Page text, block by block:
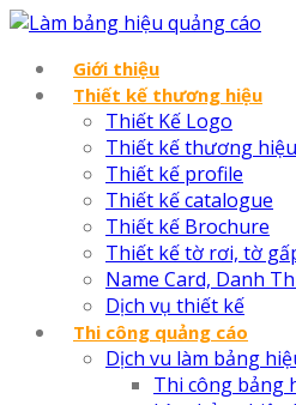
Giới thiệu
Thiết kế thương hiệu
Thiết Kế Logo
Thiết kế thương hiệu
Thiết kế profile
Thiết kế catalogue
Thiết kế Brochure
Thiết kế tờ rơi, tờ
Name Card, Danh
Dịch vụ thiết kế
Thi công quảng cáo
Dịch vu làm bảng
Thi công bảng